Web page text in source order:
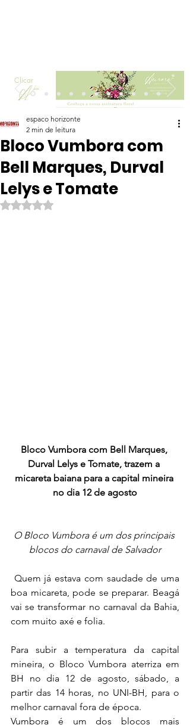
Clicar
Bloco Vumbora com
Bell Marques, Durval
Lelys e Tomate
espaco horizonte
2 min de leitura
Avaliado com NaN de 5 estrelas.
Bloco Vumbora com Bell Marques,
Durval Lelys e Tomate, trazem a
micareta baiana para a capital mineira
no dia 12 de agosto
O Bloco Vumbora é um dos principais
blocos do carnaval de Salvador
boa micareta, pode se preparar. Beagá
vai se transformar no carnaval da Bahia,
com muito axé e folia.
Para subir a temperatura da capital
mineira, o Bloco Vumbora aterriza em
BH no dia 12 de agosto, sábado, a
partir das 14 horas, no UNI-BH, para o
melhor carnaval fora de época.
Vumbora é um dos blocos mais